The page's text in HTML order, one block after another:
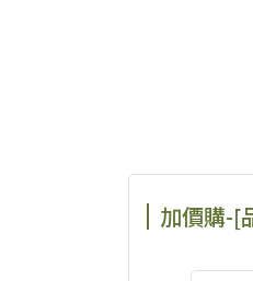
加價購-[